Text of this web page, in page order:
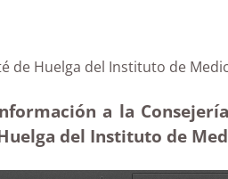
de Huelga del Instituto
a la
del Instituto de